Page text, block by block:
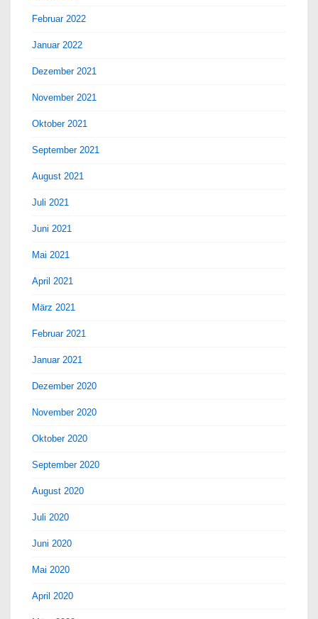
Februar 2022
Januar 2022
Dezember 2021
November 2021
Oktober 2021
September 2021
August 2021
Juli 2021
Juni 2021
Mai 2021
April 2021
März 2021
Februar 2021
Januar 2021
Dezember 2020
November 2020
Oktober 2020
September 2020
August 2020
Juli 2020
Juni 2020
Mai 2020
April 2020